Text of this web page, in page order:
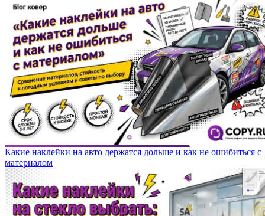
Какие наклейки на авто держатся дольше и как не ошибиться с
материалом